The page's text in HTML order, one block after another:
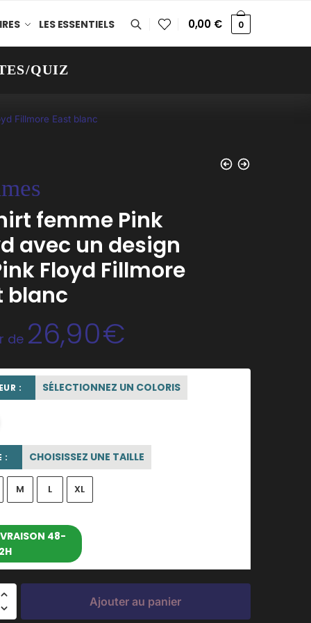
LES ESSENTIELS 0,00 € 0
QUIZ
Fillmore East blanc
femme Pink
avec un design
Floyd Fillmore
blanc
de 26,90€
: SÉLECTIONNEZ UN COLORIS
: CHOISISSEZ UNE TAILLE
M L XL
48-
Ajouter au panier